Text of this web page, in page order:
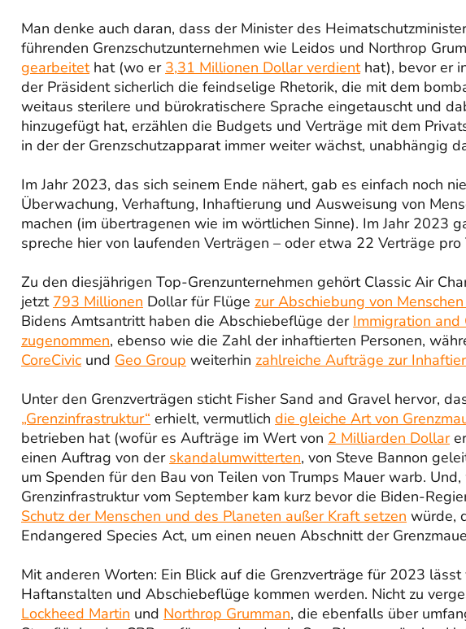
Man denke auch daran, dass der Minister des
führenden Grenzschutzunternehmen wie Leidos und Northrop
gearbeitethat (wo er 3,31 Millionen Dollar verdienthat), bevor er
der Präsident sicherlich die feindselige Rhetorik, die mit dem
weitaus sterilere und bürokratischere Sprache eingetauscht und
hinzugefügt hat, erzählen die Budgets und Verträge mit dem
in der der Grenzschutzapparat immer weiter wächst, unabhängig
Im Jahr 2023, das sich seinem Ende nähert, gab es einfach noch
Überwachung, Verhaftung, Inhaftierung und Ausweisung von
machen (im übertragenen wie im wörtlichen Sinne). Im Jahr 2023
spreche hier von laufenden Verträgen – oder etwa 22 Verträge pro
Zu den diesjährigen Top-Grenzunternehmen gehört Classic Air
jetzt 793 Millionen Dollar für Flüge zur Abschiebung von
Bidens Amtsantritt haben die Abschiebeflüge der Immigration and
zugenommen, ebenso wie die Zahl der inhaftierten Personen,
CoreCivic und Geo Group weiterhin zahlreiche Aufträge zur
Unter den Grenzverträgen sticht Fisher Sand and Gravel hervor,
„Grenzinfrastruktur“ erhielt, vermutlich die gleiche Art von
betrieben hat (wofür es Aufträge im Wert von 2 Milliarden Dollar
einen Auftrag von der skandalumwitterten, von Steve Bannon
um Spenden für den Bau von Teilen von Trumps Mauer warb.
Grenzinfrastruktur vom September kam kurz bevor die Biden-
Schutz der Menschen und des Planeten außer Kraft setzen würde,
Endangered Species Act, um einen neuen Abschnitt der
Mit anderen Worten: Ein Blick auf die Grenzverträge für 2023 lässt
Haftanstalten und Abschiebeflüge kommen werden. Nicht zu
Lockheed Martin und Northrop Grumman, die ebenfalls über